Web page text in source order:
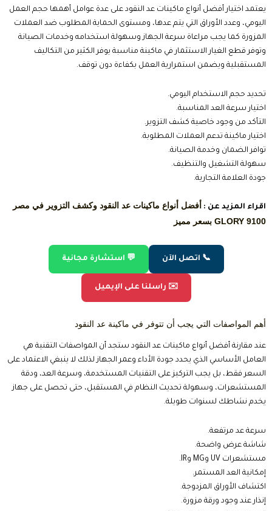
✉️ راسلنا على الإيميل
أهم المواصفات التي يجب أن تتوفر في ماكينة عد النقود
عند مقارنة أفضل أنواع ماكينات عد النقود ستجد أن المواصفات التقنية هي
السعر فقط، بل يجب التركيز على التقنيات المستخدمة، وسرعة العد، ودقة
المستشعرات، وسهولة تحديث النظام في المستقبل، حتى تحصل على جهاز
يخدم نشاطك لسنوات طويلة.
سرعة عد مرتفعة.
شاشة عرض واضحة.
مستشعرات UV وMG وIR.
اكتشاف الأوراق المزدوجة.
إنذار عند وجود ورقة مزورة.